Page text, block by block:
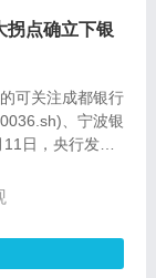
拐点确立下银
可关注成都银行
、宁波银
日，央行发布
，存量社融增速